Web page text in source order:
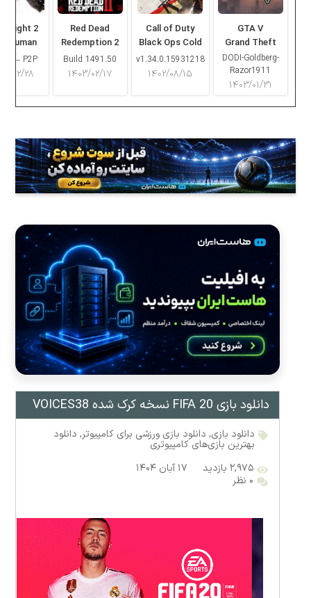
GTA V
Grand Theft
Auto V
DODI-Goldberg-
Razor1911
۱۴۰۳/۰۱/۳۱
Call of Duty
Black Ops Cold
War
v1.34.0.15931218
۱۴۰۲/۰۸/۱۵
Red Dead
Redemption 2
Build 1491.50
۱۴۰۳/۰۲/۱۷
Light 2
Human
– P2P
۱۴۰۳/
دانلود بازی FIFA 20 نسخه کرک شده VOICES38
دانلود بازی, دانلود بازی ورزشی برای کامپیوتر, دانلود
بهترین بازی‌های کامپیوتری
۲,۹۷۵ بازدید
۱۷ آبان ۱۴۰۴
۰ نظر